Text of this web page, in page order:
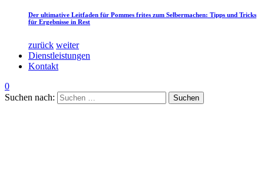
Der ultimative Leitfaden für Pommes frites zum Selbermachen: Tipps und Tricks
für Ergebnisse in Rest
zurück weiter
Dienstleistungen
Kontakt
0
Suchen nach: